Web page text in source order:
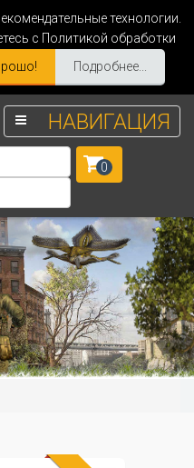
технологии.
с Политикой обработки
Подробнее...
НАВИГАЦИЯ
0